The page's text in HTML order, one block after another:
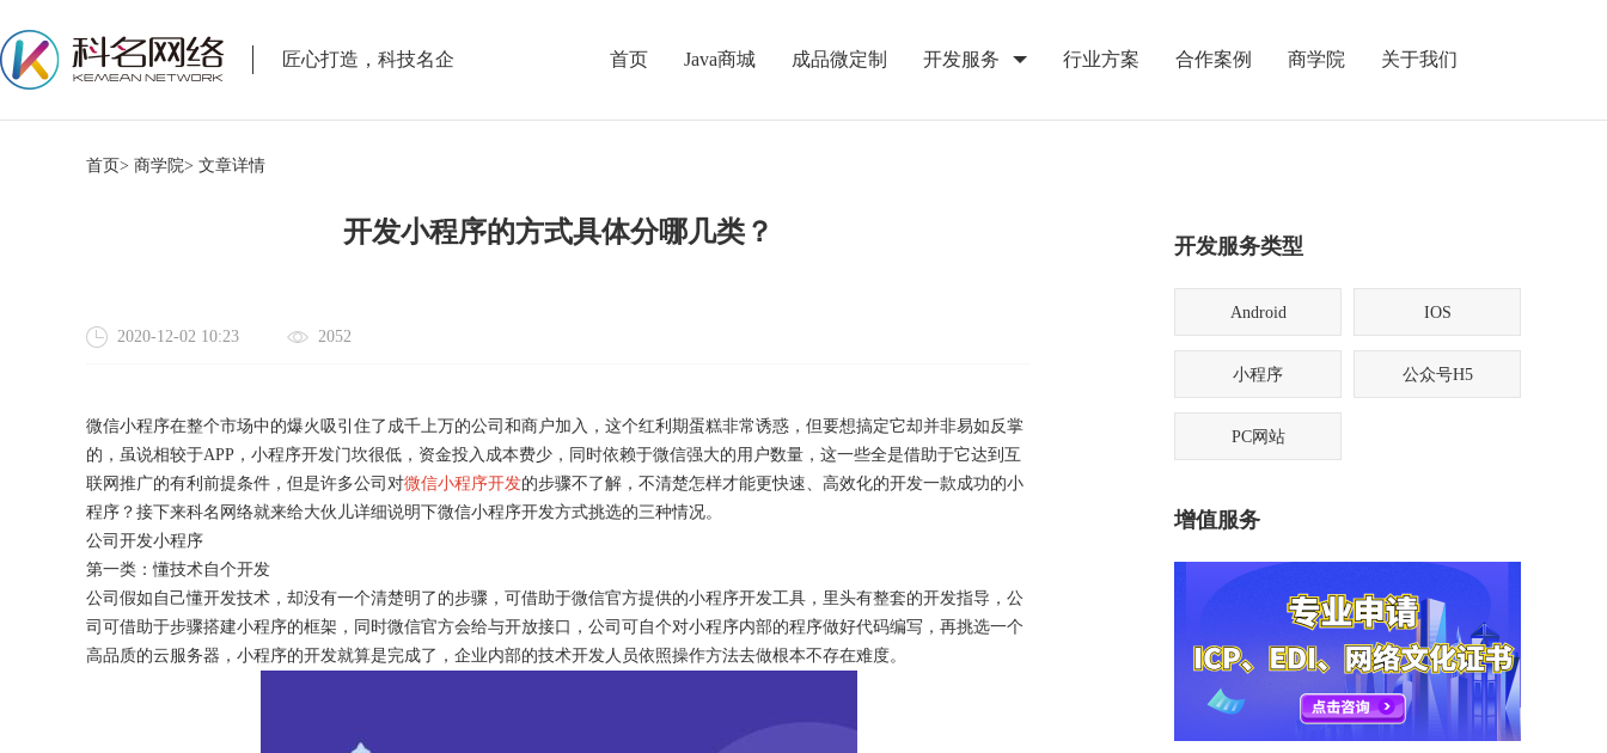
匠心打造，科技名企 首页 Java商城 成品微定制 开发服务 行业方案 合作案例 商学院 关于我们
首页> 商学院> 文章详情
开发小程序的方式具体分哪几类？
2020-12-02 10:23 2052
微信小程序在整个市场中的爆火吸引住了成千上万的公司和商户加入，这个红利期蛋糕非常诱惑，但要想搞定它却并非易如反掌
的，虽说相较于APP，小程序开发门坎很低，资金投入成本费少，同时依赖于微信强大的用户数量，这一些全是借助于它达到互
联网推广的有利前提条件，但是许多公司对微信小程序开发的步骤不了解，不清楚怎样才能更快速、高效化的开发一款成功的小
程序？接下来科名网络就来给大伙儿详细说明下微信小程序开发方式挑选的三种情况。
公司开发小程序
第一类：懂技术自个开发
公司假如自己懂开发技术，却没有一个清楚明了的步骤，可借助于微信官方提供的小程序开发工具，里头有整套的开发指导，公
司可借助于步骤搭建小程序的框架，同时微信官方会给与开放接口，公司可自个对小程序内部的程序做好代码编写，再挑选一个
高品质的云服务器，小程序的开发就算是完成了，企业内部的技术开发人员依照操作方法去做根本不存在难度。
开发服务类型
Android IOS
小程序 公众号H5
PC网站
增值服务
获得产品报价方案